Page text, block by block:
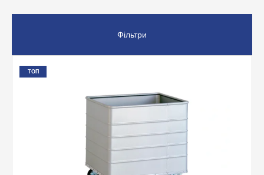
Допоміжне обладнання
Фільтри
ТОП